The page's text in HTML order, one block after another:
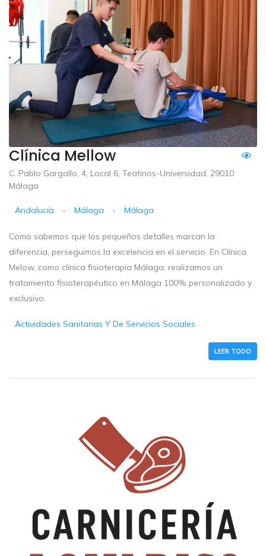
Clínica Mellow
C. Pablo Gargallo, 4, Local 6, Teatinos-Universidad, 29010
Málaga
Andalucía - Málaga - Málaga
Como sabemos que los pequeños detalles marcan la
diferencia, perseguimos la excelencia en el servicio. En Clínica
Melow, como clínica fisioterapia Málaga, realizamos un
tratamiento fisioterapéutico en Málaga 100% personalizado y
exclusivo.
Actividades Sanitarias Y De Servicios Sociales
LEER TODO